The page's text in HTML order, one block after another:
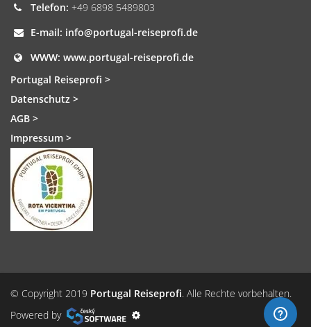
Telefon: +49 6898 5489803
E-mail: info@portugal-reiseprofi.de
WWW: www.portugal-reiseprofi.de
Portugal Reiseprofi >
Datenschutz >
AGB >
Impressum >
© Copyright 2019 Portugal Reiseprofi. Alle Rechte vorbehalten.
Powered by